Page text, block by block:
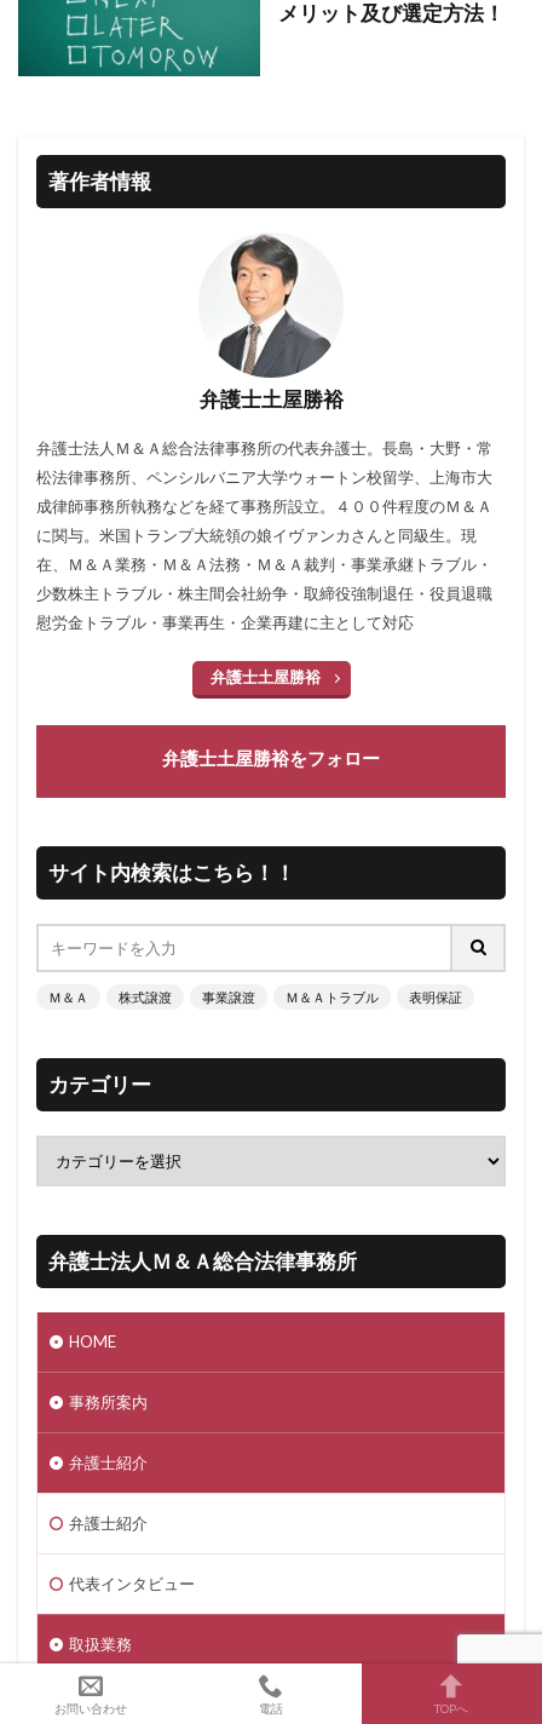
メリット及び選定方法！
著作者情報
弁護士土屋勝裕
弁護士法人Ｍ＆Ａ総合法律事務所の代表弁護士。長島・大野・常
松法律事務所、ペンシルバニア大学ウォートン校留学、上海市大
成律師事務所執務などを経て事務所設立。４００件程度のＭ＆Ａ
に関与。米国トランプ大統領の娘イヴァンカさんと同級生。現
在、Ｍ＆Ａ業務・Ｍ＆Ａ法務・Ｍ＆Ａ裁判・事業承継トラブル・
少数株主トラブル・株主間会社紛争・取締役強制退任・役員退職
慰労金トラブル・事業再生・企業再建に主として対応
弁護士土屋勝裕
弁護士土屋勝裕をフォロー
サイト内検索はこちら！！
Ｍ＆Ａ 株式譲渡 事業譲渡 Ｍ＆Ａトラブル 表明保証
カテゴリー
弁護士法人Ｍ＆Ａ総合法律事務所
HOME
事務所案内
弁護士紹介
弁護士紹介
代表インタビュー
取扱業務
取扱業務一覧
お問い合わせ 電話 TOPへ